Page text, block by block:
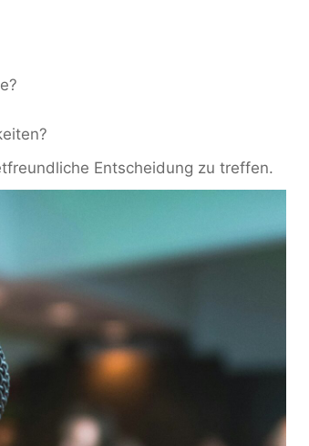
Entscheidung zu treffen.